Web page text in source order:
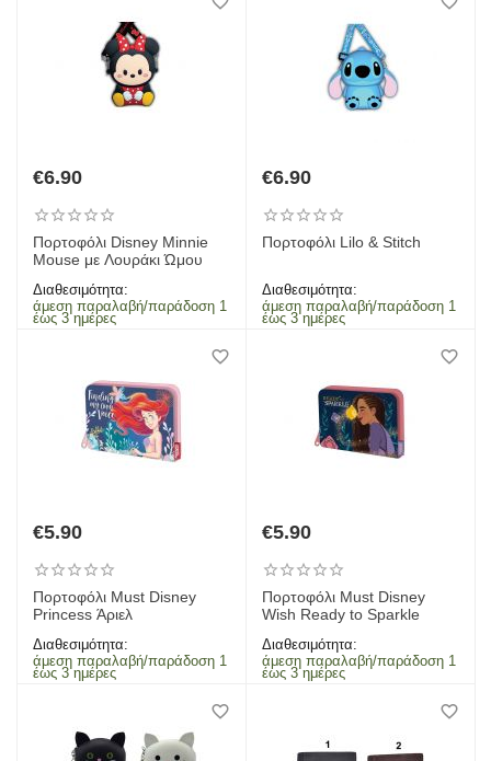
€6.90
Πορτοφόλι Disney Minnie
Mouse με Λουράκι Ώμου
Διαθεσιμότητα:
άμεση παραλαβή/παράδοση 1
έως 3 ημέρες
€6.90
Πορτοφόλι Lilo & Stitch
Διαθεσιμότητα:
άμεση παραλαβή/παράδοση 1
έως 3 ημέρες
€5.90
Πορτοφόλι Must Disney
Princess Άριελ
Διαθεσιμότητα:
άμεση παραλαβή/παράδοση 1
έως 3 ημέρες
€5.90
Πορτοφόλι Must Disney
Wish Ready to Sparkle
Διαθεσιμότητα:
άμεση παραλαβή/παράδοση 1
έως 3 ημέρες